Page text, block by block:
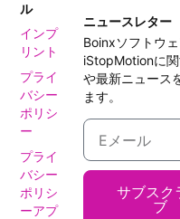
ル
インプ
リント
プライ
バシー
ポリシ
ー
プライ
バシー
ポリシ
ーアプ
ニュースレター
Boinxソフトウ
iStopMotionに
や最新ニュース
ます。
サブスク
ブ